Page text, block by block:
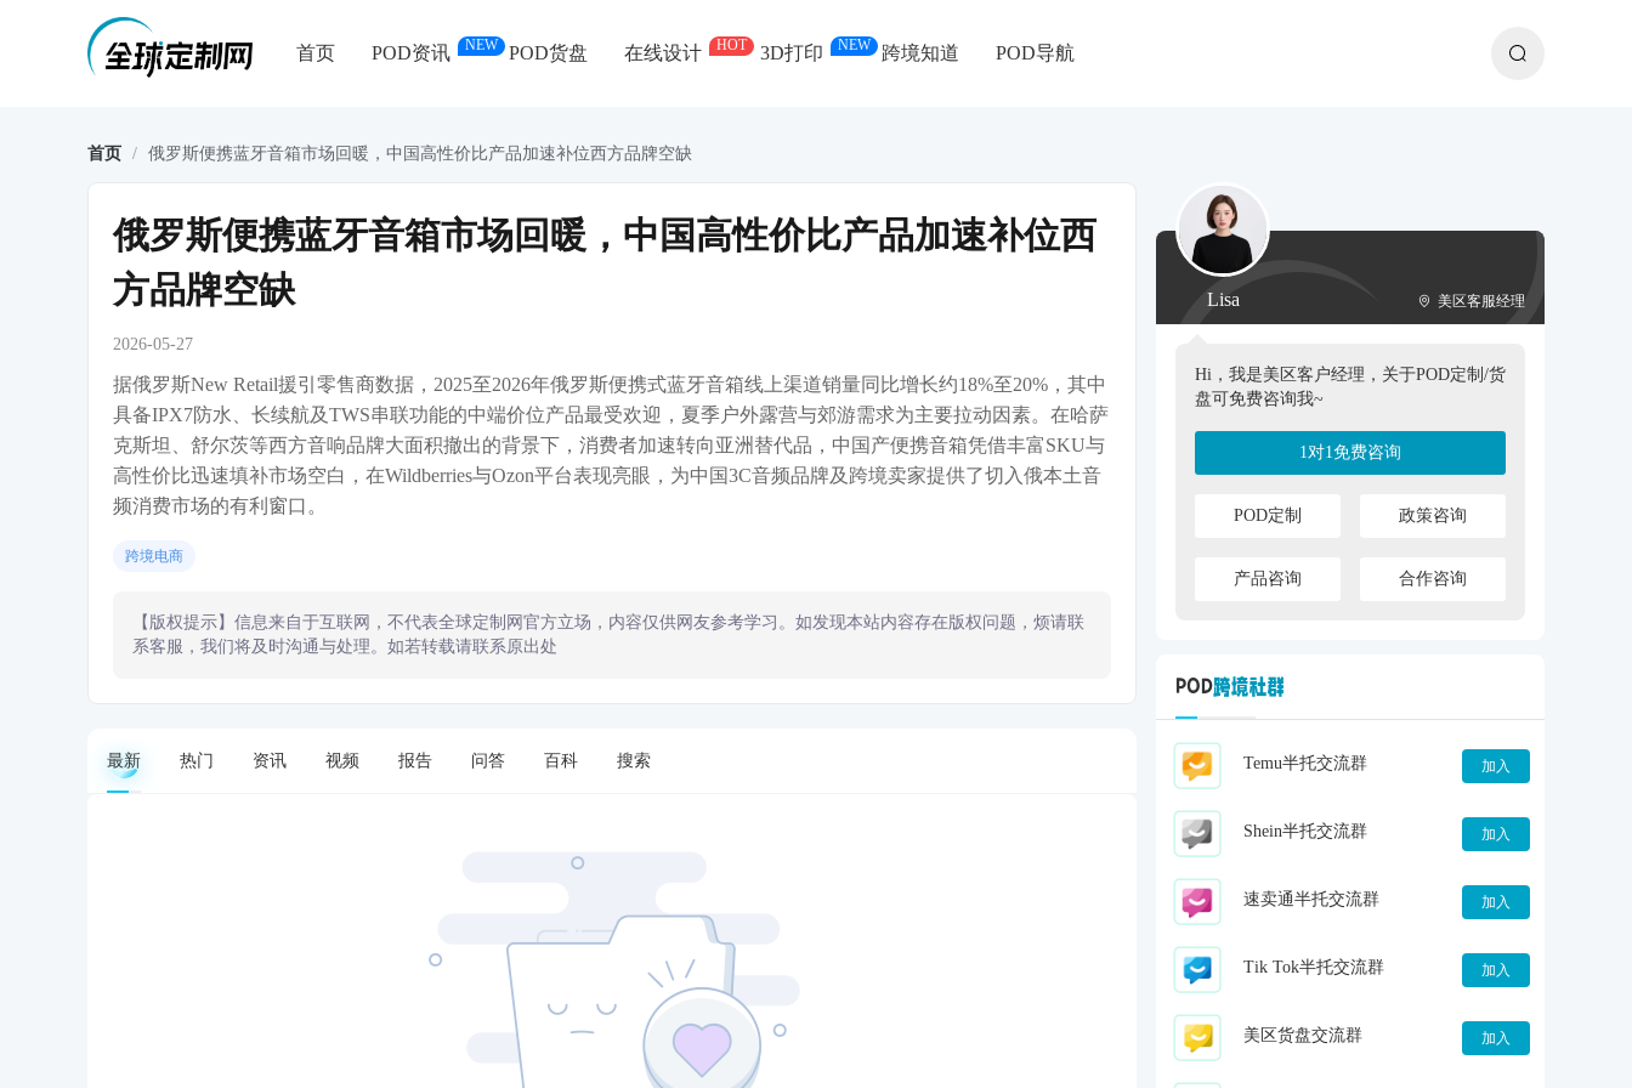
首页 POD资讯 NEW POD货盘 在线设计 HOT 3D打印 NEW 跨境知道 POD导航
首页 / 俄罗斯便携蓝牙音箱市场回暖，中国高性价比产品加速补位西方品牌空缺
俄罗斯便携蓝牙音箱市场回暖，中国高性价比产品加速补位西
方品牌空缺
2026-05-27
据俄罗斯New Retail援引零售商数据，2025至2026年俄罗斯便携式蓝牙音箱线上渠道销量同比增长约18%至20%，其中
具备IPX7防水、长续航及TWS串联功能的中端价位产品最受欢迎，夏季户外露营与郊游需求为主要拉动因素。在哈萨
克斯坦、舒尔茨等西方音响品牌大面积撤出的背景下，消费者加速转向亚洲替代品，中国产便携音箱凭借丰富SKU与
高性价比迅速填补市场空白，在Wildberries与Ozon平台表现亮眼，为中国3C音频品牌及跨境卖家提供了切入俄本土音
频消费市场的有利窗口。
跨境电商
【版权提示】信息来自于互联网，不代表全球定制网官方立场，内容仅供网友参考学习。如发现本站内容存在版权问题，烦请联
系客服，我们将及时沟通与处理。如若转载请联系原出处
最新 热门 资讯 视频 报告 问答 百科 搜索
Lisa 美区客服经理
Hi，我是美区客户经理，关于POD定制/货
盘可免费咨询我~
1对1免费咨询
POD定制 政策咨询
产品咨询 合作咨询
Temu半托交流群 加入
Shein半托交流群 加入
速卖通半托交流群 加入
Tik Tok半托交流群 加入
美区货盘交流群 加入